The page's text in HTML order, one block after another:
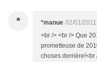
* *manue 02/01/
<br /> <br /> Que
prometteuse de
choses derrière!<br